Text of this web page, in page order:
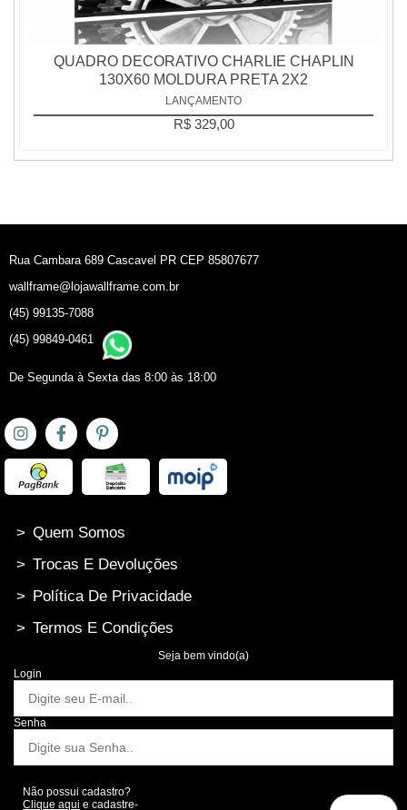
QUADRO DECORATIVO CHARLIE CHAPLIN
130X60 MOLDURA PRETA 2X2
LANÇAMENTO
R$ 329,00
Rua Cambara 689 Cascavel PR CEP 85807677
wallframe@lojawallframe.com.br
(45) 99135-7088
(45) 99849-0461
De Segunda à Sexta das 8:00 às 18:00
> Quem Somos
> Trocas E Devoluções
> Política De Privacidade
> Termos E Condições
Seja bem vindo(a)
Login
Senha
Não possui cadastro?
Clique aqui e cadastre-